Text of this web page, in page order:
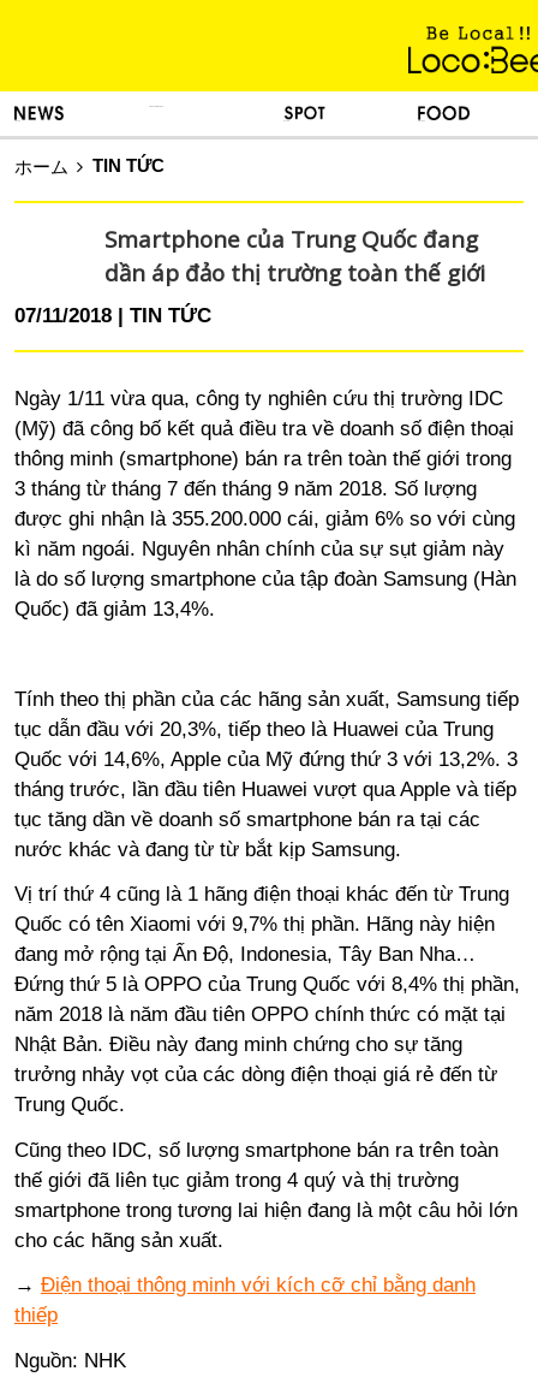
ホーム TIN TỨC
Smartphone của Trung Quốc đang
dần áp đảo thị trường toàn thế giới
07/11/2018 TIN TỨC
Ngày 1/11 vừa qua, công ty nghiên cứu thị trường IDC
(Mỹ) đã công bố kết quả điều tra về doanh số điện thoại
thông minh (smartphone) bán ra trên toàn thế giới trong
3 tháng từ tháng 7 đến tháng 9 năm 2018. Số lượng
được ghi nhận là 355.200.000 cái, giảm 6% so với cùng
kì năm ngoái. Nguyên nhân chính của sự sụt giảm này
là do số lượng smartphone của tập đoàn Samsung (Hàn
Quốc) đã giảm 13,4%.
Tính theo thị phần của các hãng sản xuất, Samsung tiếp
tục dẫn đầu với 20,3%, tiếp theo là Huawei của Trung
Quốc với 14,6%, Apple của Mỹ đứng thứ 3 với 13,2%. 3
tháng trước, lần đầu tiên Huawei vượt qua Apple và tiếp
tục tăng dần về doanh số smartphone bán ra tại các
nước khác và đang từ từ bắt kịp Samsung.
Vị trí thứ 4 cũng là 1 hãng điện thoại khác đến từ Trung
Quốc có tên Xiaomi với 9,7% thị phần. Hãng này hiện
đang mở rộng tại Ấn Độ, Indonesia, Tây Ban Nha…
Đứng thứ 5 là OPPO của Trung Quốc với 8,4% thị phần,
năm 2018 là năm đầu tiên OPPO chính thức có mặt tại
Nhật Bản. Điều này đang minh chứng cho sự tăng
trưởng nhảy vọt của các dòng điện thoại giá rẻ đến từ
Trung Quốc.
Cũng theo IDC, số lượng smartphone bán ra trên toàn
thế giới đã liên tục giảm trong 4 quý và thị trường
smartphone trong tương lai hiện đang là một câu hỏi lớn
cho các hãng sản xuất.
→ Điện thoại thông minh với kích cỡ chỉ bằng danh
thiếp
Nguồn: NHK